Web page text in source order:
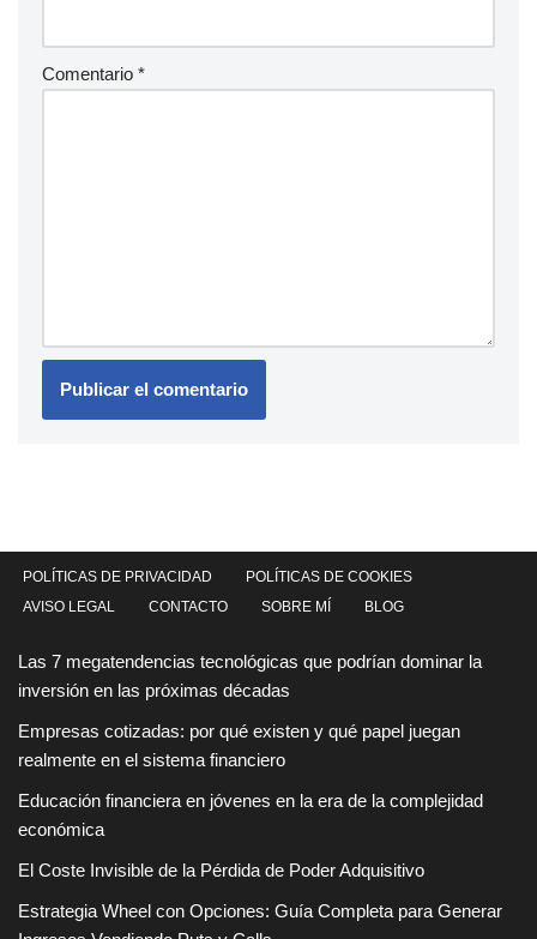
Comentario *
POLÍTICAS DE PRIVACIDAD
POLÍTICAS DE COOKIES
AVISO LEGAL
CONTACTO SOBRE MÍ BLOG
Las 7 megatendencias tecnológicas que podrían dominar la
inversión en las próximas décadas
Empresas cotizadas: por qué existen y qué papel juegan
realmente en el sistema financiero
Educación financiera en jóvenes en la era de la complejidad
económica
El Coste Invisible de la Pérdida de Poder Adquisitivo
Estrategia Wheel con Opciones: Guía Completa para Generar